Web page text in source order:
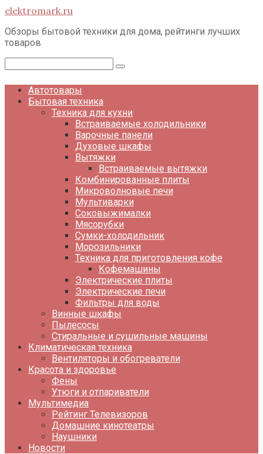
Перейти
контенту
elektromark.ru
Обзоры бытовой техники для дома, рейтинги лучших
товаров
Автотовары
Бытовая техника
Техника для кухни
Встраиваемые холодильники
Варочные панели
Духовые шкафы
Вытяжки
Встраиваемые вытяжки
Комбинированные плиты
Микроволновые печи
Мультиварки
Соковыжималки
Мясорубки
Сумки-холодильник
Морозильники
Техника для приготовления кофе
Кофемашины
Электрические плиты
Электрические печи
Фильтры для воды
Винные шкафы
Пылесосы
Стиральные и сушильные машины
Климатическая техника
Вентиляторы и обогреватели
Красота и здоровье
Фены
Утюги и отпариватели
Мультимедиа
Рейтинг Телевизоров
Домашние кинотеатры
Наушники
Новости